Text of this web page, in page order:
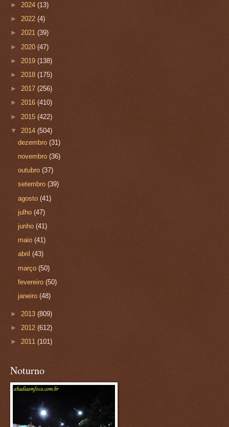
► 2024 (13)
► 2022 (4)
► 2021 (39)
► 2020 (47)
► 2019 (138)
► 2018 (175)
► 2017 (256)
► 2016 (410)
► 2015 (422)
▼ 2014 (504)
dezembro(31)
novembro(36)
outubro(37)
setembro(39)
agosto(41)
julho(47)
junho(41)
maio(41)
abril(43)
março(50)
fevereiro(50)
janeiro(48)
► 2013 (809)
► 2012 (612)
► 2011 (101)
Noturno